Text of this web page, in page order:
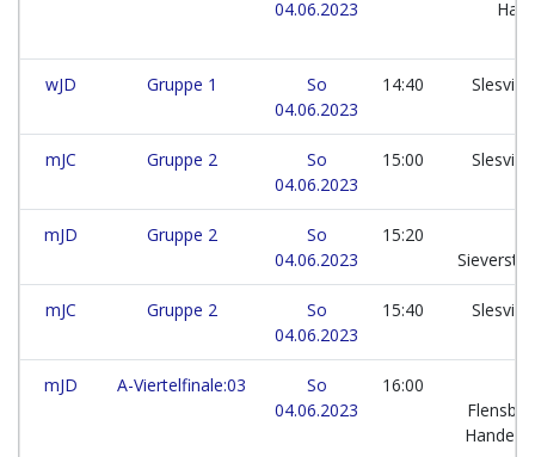
04.06.2023
wJD Gruppe 1
So
04.06.2023
14:40 Slesvig
mJC Gruppe 2
So
04.06.2023
15:00 Slesvig
mJD Gruppe 2
So
04.06.2023
15:20
mJC Gruppe 2
So
04.06.2023
15:40 Slesvig
mJD A-Viertelfinale:03
So
04.06.2023
16:00